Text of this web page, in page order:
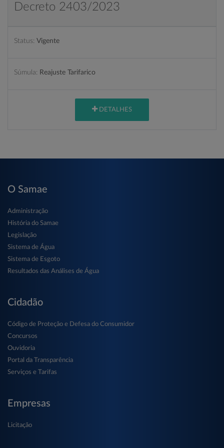
Decreto 2403/2023
Status: Vigente
Súmula: Reajuste Tarifarico
DETALHES
O Samae
Administração
História do Samae
Legislação
Sistema de Água
Sistema de Esgoto
Resultados das Análises de Água
Cidadão
Código de Proteção e Defesa do Consumidor
Concursos
Ouvidoria
Portal da Transparência
Serviços e Tarifas
Empresas
Licitação